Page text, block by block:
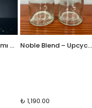
2'li ve 4'lü El Yapımı Geri Dönüşüm Cam Bardak Seti — Aura Drop Noble Blend – Upcycle Bardak Seti
₺ 1,190.00